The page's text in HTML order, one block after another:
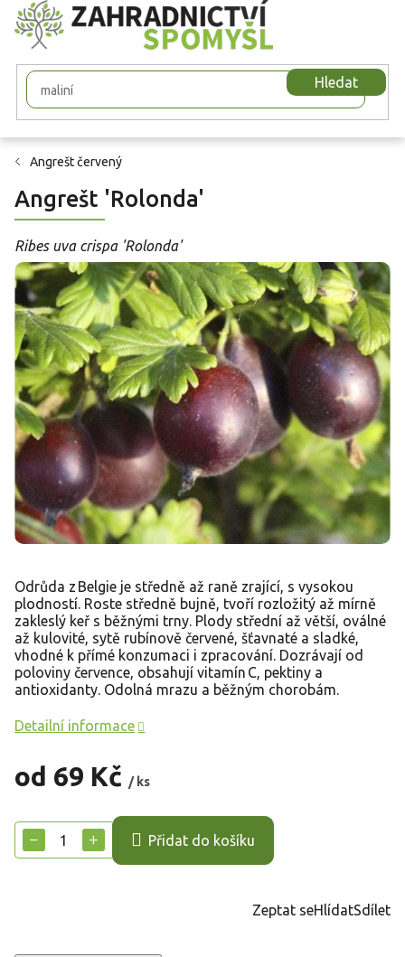
Přejít
na
obsah
Hledat
Angrešt červený
Angrešt 'Rolonda'
Ribes uva crispa 'Rolonda'
od 69 Kč / ks
cena:
+
− Přidat do košíku
Odrůda z Belgie je středně až raně zrající, s vysokou
plodností. Roste středně bujně, tvoří rozložitý až mírně
zakleslý keř s běžnými trny. Plody střední až větší, oválné
až kulovité, sytě rubínově červené, šťavnaté a sladké,
vhodné k přímé konzumaci i zpracování. Dozrávají od
poloviny července, obsahují vitamín C, pektiny a
antioxidanty. Odolná mrazu a běžným chorobám.
Detailní informace
Zeptat seHlídatSdílet